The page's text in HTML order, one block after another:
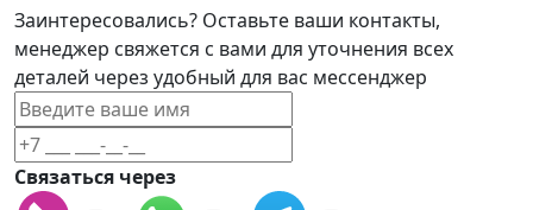
Заинтересовались? Оставьте ваши контакты,
менеджер свяжется с вами для уточнения всех
деталей через удобный для вас мессенджер
Связаться через